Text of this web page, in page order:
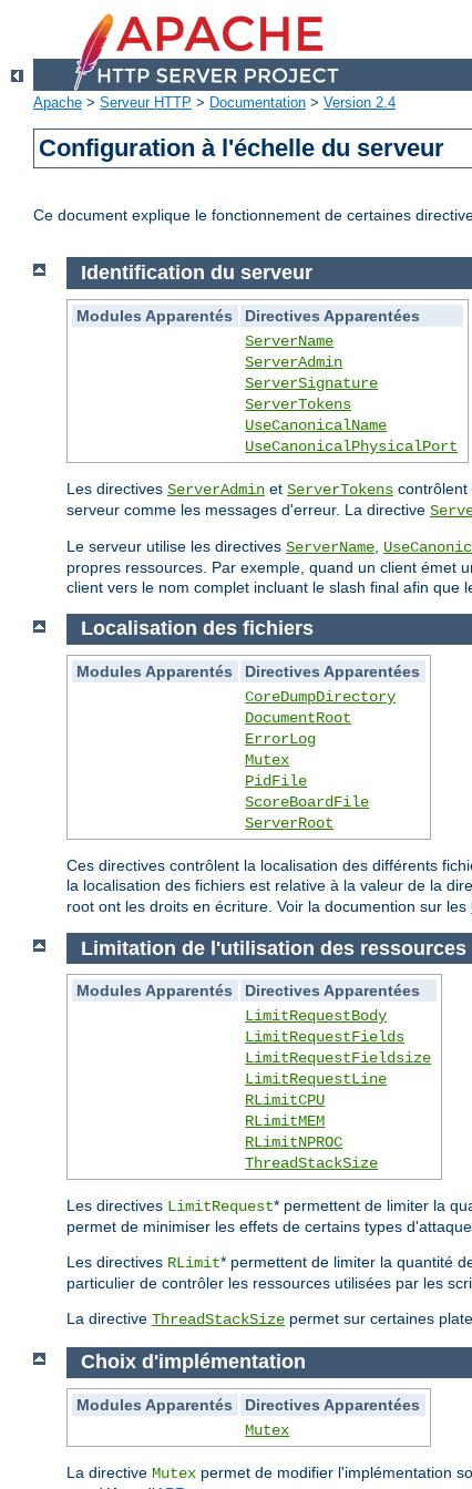
Apache > Serveur HTTP > Documentation > Version 2.4
Configuration à l'échelle du serveur
Ce document explique le fonctionnement de certaines
Identification du serveur
Modules Apparentés
Directives Apparentées
ServerName
ServerAdmin
ServerSignature
ServerTokens
UseCanonicalName
UseCanonicalPhysicalPort
Les directives ServerAdmin et ServerTokens contrôlent
serveur comme les messages d'erreur. La directive
Le serveur utilise les directives ServerName
propres ressources. Par exemple, quand un client émet
client vers le nom complet incluant le slash final afin que
Localisation des fichiers
Modules Apparentés
Directives Apparentées
CoreDumpDirectory
DocumentRoot
ErrorLog
Mutex
PidFile
ScoreBoardFile
ServerRoot
Ces directives contrôlent la localisation des différents
la localisation des fichiers est relative à la valeur de la
root ont les droits en écriture. Voir la documention sur les
Limitation de l'utilisation des ressources
Modules Apparentés
Directives Apparentées
LimitRequestBody
LimitRequestFields
LimitRequestFieldsize
LimitRequestLine
RLimitCPU
RLimitMEM
RLimitNPROC
ThreadStackSize
Les directives LimitRequest* permettent de limiter la
permet de minimiser les effets de certains types
Les directives RLimit* permettent de limiter la quantité
particulier de contrôler les ressources utilisées par les
La directive ThreadStackSize permet sur certaines
Choix d'implémentation
Modules Apparentés
Directives Apparentées
Mutex
La directive Mutex permet de modifier l'implémentation